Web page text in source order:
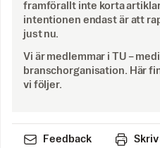
framförallt inte korta
intentionen endast är att
just nu.
Vi är medlemmar i TU –
branschorganisation. Här
vi följer.
Feedback